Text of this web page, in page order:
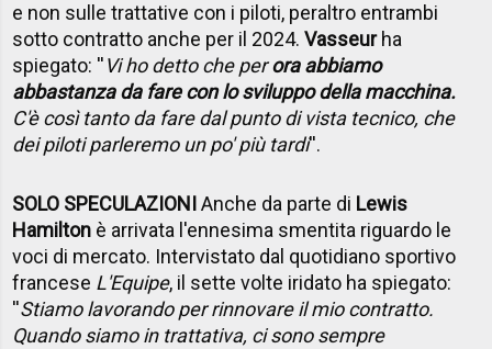
e non sulle trattative con i piloti, peraltro entrambi
sotto contratto anche per il 2024.Vasseurha
spiegato: ''Vi ho detto che perora abbiamo
abbastanza da fare con lo sviluppo della macchina.
C'è così tanto da fare dal punto di vista tecnico, che
dei piloti parleremo un po' più tardi''.
SOLO SPECULAZIONI Anche da parte di Lewis
Hamilton è arrivata l'ennesima smentita riguardo le
voci di mercato. Intervistato dal quotidiano sportivo
francese L'Equipe, il sette volte iridato ha spiegato:
''Stiamo lavorando per rinnovare il mio contratto.
Quando siamo in trattativa, ci sono sempre